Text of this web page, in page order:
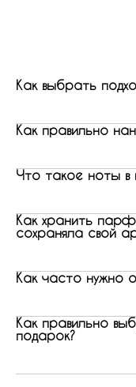
Как выбрать
Как правильно
Что такое ноты
Как хранить
сохраняла свой
Как часто нужно
Как правильно
подарок?